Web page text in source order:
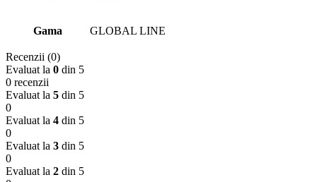
Gama GLOBAL LINE
Recenzii (0)
Evaluat la 0 din 5
0 recenzii
Evaluat la 5 din 5
0
Evaluat la 4 din 5
0
Evaluat la 3 din 5
0
Evaluat la 2 din 5